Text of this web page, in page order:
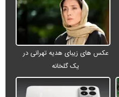
عکس های زیبای هدیه تهرانی در
یک گلخانه